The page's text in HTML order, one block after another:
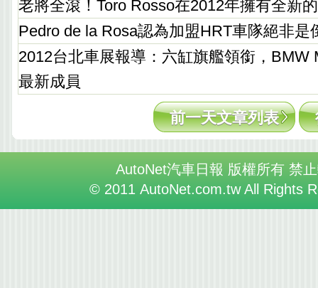
老將全滾！Toro Rosso在2012年擁有全新
Pedro de la Rosa認為加盟HRT車隊絕非是
2012台北車展報導：六缸旗艦領銜，BMW
最新成員
前一天文章列表
AutoNet汽車日報 版權所有 禁
© 2011 AutoNet.com.tw All Rights